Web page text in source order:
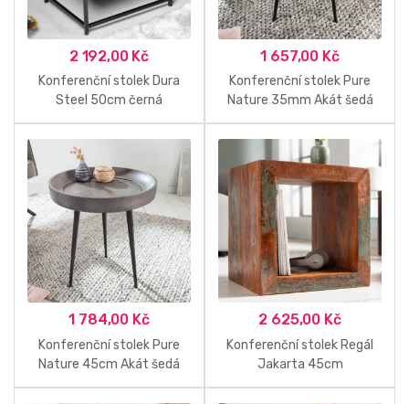
2 192,00 Kč
Konferenční stolek Dura
Steel 50cm černá
1 657,00 Kč
Konferenční stolek Pure
Nature 35mm Akát šedá
1 784,00 Kč
Konferenční stolek Pure
Nature 45cm Akát šedá
2 625,00 Kč
Konferenční stolek Regál
Jakarta 45cm
Recyklované dřevo